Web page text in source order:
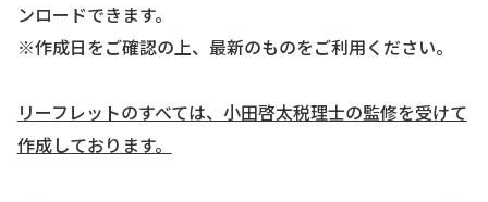
ンロードできます。
※作成日をご確認の上、最新のものをご利用ください。
リーフレットのすべては、小田啓太税理士の監修を受けて
作成しております。